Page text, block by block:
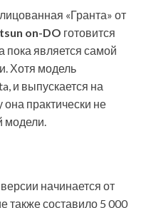
«Гранта» от
on-DO готовится
пока является самой
Хотя модель
и выпускается на
практически не
модели.
начинается от
также составило 5 000